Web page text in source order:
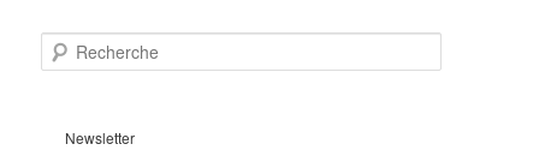
e
Newsletter